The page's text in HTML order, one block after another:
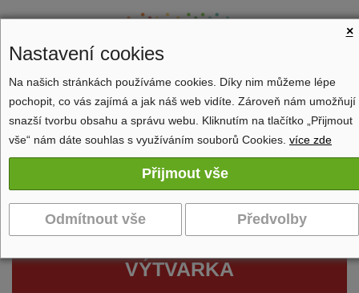
Zobrazit navigaci
VÝTVARKA
×
Nastavení cookies
Na našich stránkách používáme cookies. Díky nim můžeme lépe
pochopit, co vás zajímá a jak náš web vidíte. Zároveň nám umožňují
snazší tvorbu obsahu a správu webu. Kliknutím na tlačítko „Přijmout
vše“ nám dáte souhlas s využíváním souborů Cookies. více zde